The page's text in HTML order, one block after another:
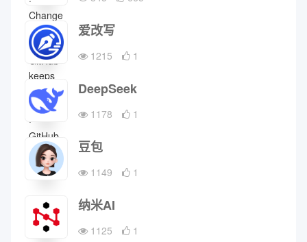
爱改写
1215 1
DeepSeek
1178 1
豆包
1149 1
纳米AI
1125 1